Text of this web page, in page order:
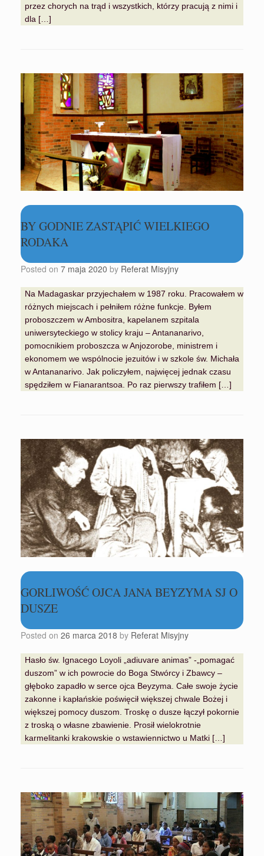
przez chorych na trąd i wszystkich, którzy pracują z nimi i
dla […]
BY GODNIE ZASTĄPIĆ WIELKIEGO
RODAKA
Posted on 7 maja 2020 by Referat Misyjny
Na Madagaskar przyjechałem w 1987 roku. Pracowałem w
różnych miejscach i pełniłem różne funkcje. Byłem
proboszczem w Ambositra, kapelanem szpitala
uniwersyteckiego w stolicy kraju – Antananarivo,
pomocnikiem proboszcza w Anjozorobe, ministrem i
ekonomem we wspólnocie jezuitów i w szkole św. Michała
w Antananarivo. Jak policzyłem, najwięcej jednak czasu
spędziłem w Fianarantsoa. Po raz pierwszy trafiłem […]
GORLIWOŚĆ OJCA JANA BEYZYMA SJ O
DUSZE
Posted on 26 marca 2018 by Referat Misyjny
Hasło św. Ignacego Loyoli „adiuvare animas” -„pomagać
duszom” w ich powrocie do Boga Stwórcy i Zbawcy –
głęboko zapadło w serce ojca Beyzyma. Całe swoje życie
zakonne i kapłańskie poświęcił większej chwale Bożej i
większej pomocy duszom. Troskę o dusze łączył pokornie
z troską o własne zbawienie. Prosił wielokrotnie
karmelitanki krakowskie o wstawiennictwo u Matki […]